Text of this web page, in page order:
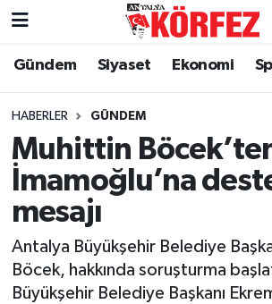
Gündem Siyaset Ekonomi
HABERLER GÜNDEM
Muhittin
İmamoğlu’na
mesajı
Antalya Büyükşehir Belediye
Böcek, hakkında soruşturma
Büyükşehir Belediye Başkanı
Gündem
Siyaset
Yerel Yönetim
Ekonomi
Spor
Yaşam
Nöbetçi Eczaneler
Hava Durumu
Trafik Durumu
Süper Lig Puan Durumu ve
Tüm Manşetler
Son Dakika Haberleri